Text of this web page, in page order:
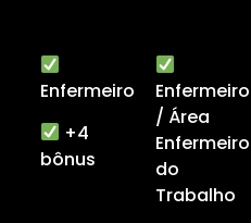
Enfermeiro
+4
bônus
Enfermeiro
/ Área
Enfermeiro
do
Trabalho